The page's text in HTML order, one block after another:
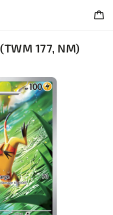
177, NM)